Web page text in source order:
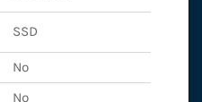
SSD
No
No